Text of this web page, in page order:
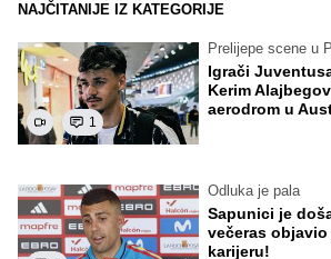
NAJČITANIJE IZ KATEGORIJE
1
Prelijepe scene u
Igrači
Kerim
aerodrom u
Odluka je pala
Sapunici je
večeras
karijeru!